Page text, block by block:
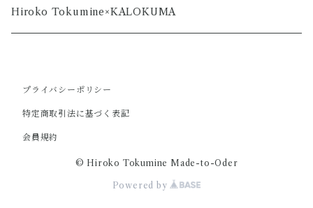
Hiroko Tokumine×KALOKUMA
プライバシーポリシー
特定商取引法に基づく表記
会員規約
© Hiroko Tokumine Made-to-Oder
Powered by